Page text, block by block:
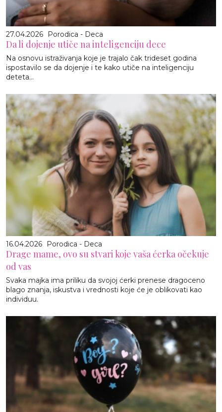
27.04.2026 Porodica - Deca
Da li dojenje utiče na inteligenciju dece
Na osnovu istraživanja koje je trajalo čak trideset godina
ispostavilo se da dojenje i te kako utiče na inteligenciju
deteta...
16.04.2026 Porodica - Deca
Drage mame, ovo su stvari koje vaša ćerka očekuje
od vas
Svaka majka ima priliku da svojoj ćerki prenese dragoceno
blago znanja, iskustva i vrednosti koje će je oblikovati kao
individuu.